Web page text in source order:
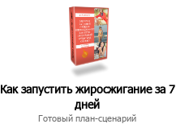
Как запустить жиросжигание за 7
дней
Готовый план-сценарий